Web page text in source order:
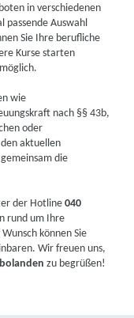
in verschiedenen
passende Auswahl
Sie Ihre berufliche
Kurse starten
wie
nach §§ 43b,
oder
den aktuellen
die
der Hotline040
rund um Ihre
können Sie
Wir freuen uns,
zu begrüßen!